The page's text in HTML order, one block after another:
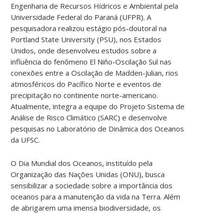
Engenharia de Recursos Hídricos e Ambiental pela
Universidade Federal do Paraná (UFPR). A
pesquisadora realizou estágio pós-doutoral na
Portland State University (PSU), nos Estados
Unidos, onde desenvolveu estudos sobre a
influência do fenômeno El Niño-Oscilação Sul nas
conexões entre a Oscilação de Madden-Julian, rios
atmosféricos do Pacífico Norte e eventos de
precipitação no continente norte-americano.
Atualmente, integra a equipe do Projeto Sistema de
Análise de Risco Climático (SARC) e desenvolve
pesquisas no Laboratório de Dinâmica dos Oceanos
da UFSC.
O Dia Mundial dos Oceanos, instituído pela
Organização das Nações Unidas (ONU), busca
sensibilizar a sociedade sobre a importância dos
oceanos para a manutenção da vida na Terra. Além
de abrigarem uma imensa biodiversidade, os